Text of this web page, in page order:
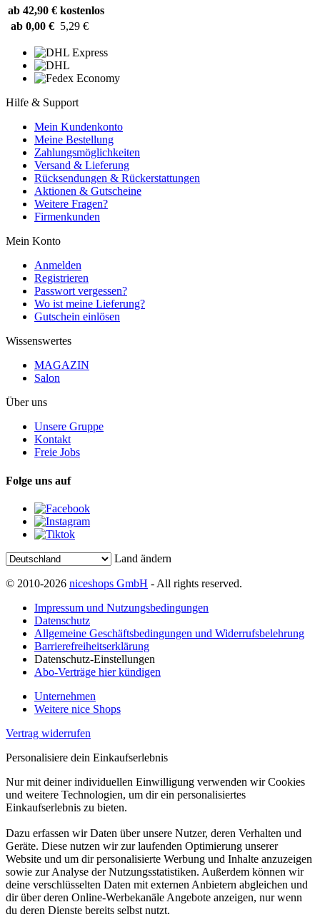
ab 42,90 € kostenlos
ab 0,00 € 5,29 €
Hilfe & Support
Mein Kundenkonto
Meine Bestellung
Zahlungsmöglichkeiten
Versand & Lieferung
Rücksendungen & Rückerstattungen
Aktionen & Gutscheine
Weitere Fragen?
Firmenkunden
Mein Konto
Anmelden
Registrieren
Passwort vergessen?
Wo ist meine Lieferung?
Gutschein einlösen
Wissenswertes
MAGAZIN
Salon
Über uns
Unsere Gruppe
Kontakt
Freie Jobs
Folge uns auf
Land ändern
© 2010-2026 niceshops GmbH - All rights reserved.
Impressum und Nutzungsbedingungen
Datenschutz
Allgemeine Geschäftsbedingungen und Widerrufsbelehrung
Barrierefreiheitserklärung
Datenschutz-Einstellungen
Abo-Verträge hier kündigen
Unternehmen
Weitere nice Shops
Vertrag widerrufen
Personalisiere dein Einkaufserlebnis
Nur mit deiner individuellen Einwilligung verwenden wir Cookies
und weitere Technologien, um dir ein personalisiertes
Einkaufserlebnis zu bieten.
Dazu erfassen wir Daten über unsere Nutzer, deren Verhalten und
Geräte. Diese nutzen wir zur laufenden Optimierung unserer
Website und um dir personalisierte Werbung und Inhalte anzuzeigen
sowie zur Analyse der Nutzungsstatistiken. Außerdem können wir
deine verschlüsselten Daten mit externen Anbietern abgleichen und
dir über deren Online-Werbekanäle Angebote anzeigen, nur wenn
du deren Dienste bereits selbst nutzt.